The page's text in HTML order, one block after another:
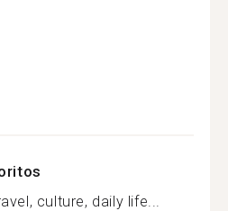
culture, daily life...